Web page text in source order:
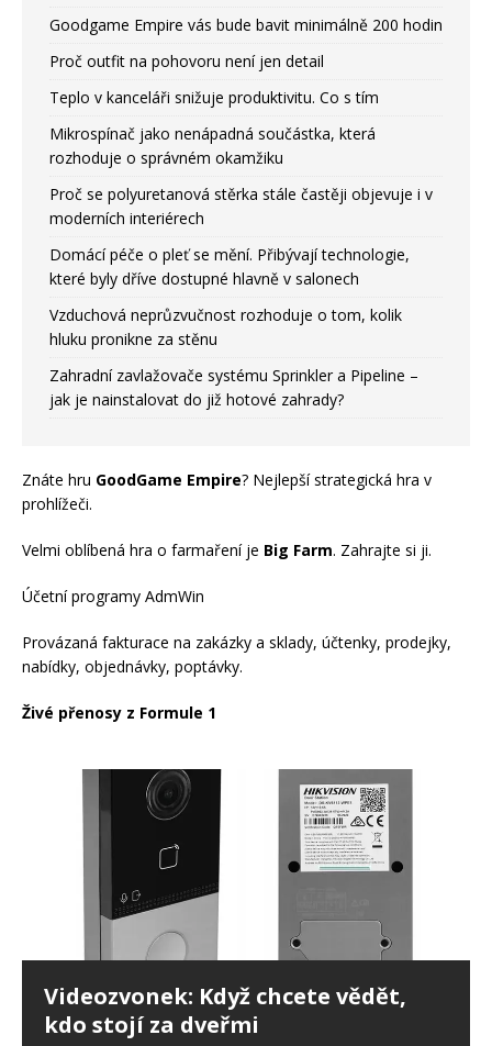
Goodgame Empire vás bude bavit minimálně 200 hodin
Proč outfit na pohovoru není jen detail
Teplo v kanceláři snižuje produktivitu. Co s tím
Mikrospínač jako nenápadná součástka, která
rozhoduje o správném okamžiku
Proč se polyuretanová stěrka stále častěji objevuje i v
moderních interiérech
Domácí péče o pleť se mění. Přibývají technologie,
které byly dříve dostupné hlavně v salonech
Vzduchová neprůzvučnost rozhoduje o tom, kolik
hluku pronikne za stěnu
Zahradní zavlažovače systému Sprinkler a Pipeline –
jak je nainstalovat do již hotové zahrady?
Znáte hru GoodGame Empire? Nejlepší strategická hra v
prohlížeči.
Velmi oblíbená hra o farmaření je Big Farm. Zahrajte si ji.
Účetní programy AdmWin
Provázaná fakturace na zakázky a sklady, účtenky, prodejky,
nabídky, objednávky, poptávky.
Živé přenosy z Formule 1
Videozvonek: Když chcete vědět,
kdo stojí za dveřmi